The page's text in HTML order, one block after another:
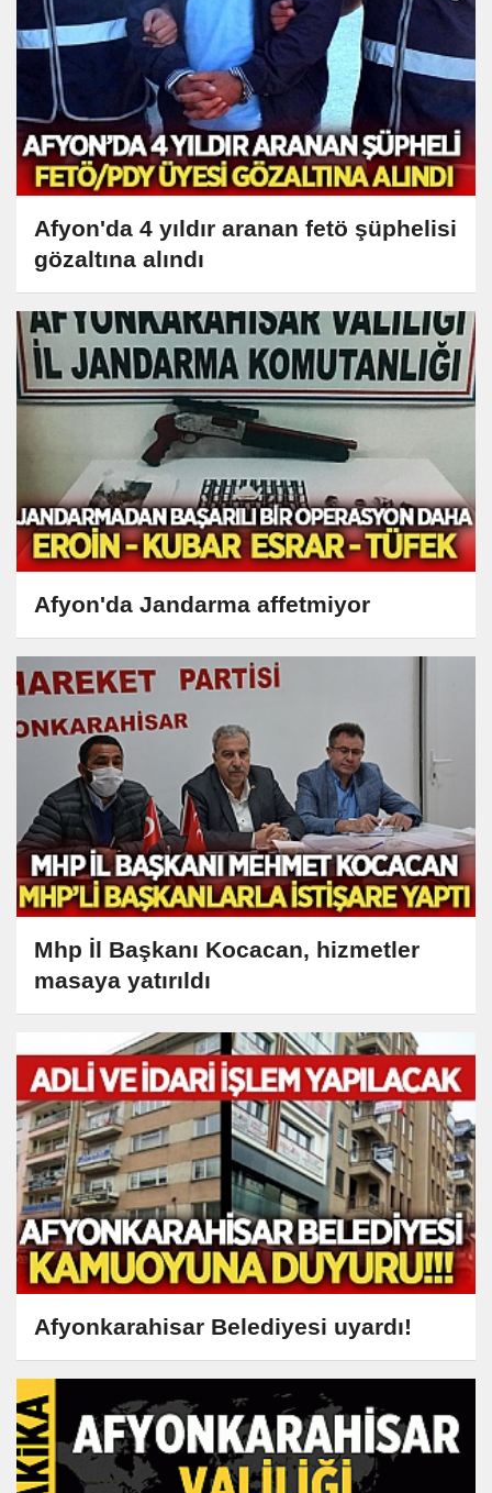
Afyon'da 4 yıldır aranan fetö şüphelisi
gözaltına alındı
Afyon'da Jandarma affetmiyor
Mhp İl Başkanı Kocacan, hizmetler
masaya yatırıldı
Afyonkarahisar Belediyesi uyardı!